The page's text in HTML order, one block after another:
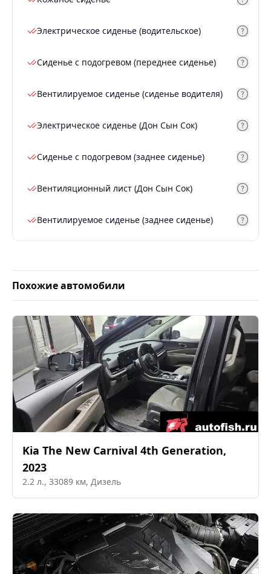
Электрическое сиденье (водительское)
Сиденье с подогревом (переднее сиденье)
Вентилируемое сиденье (сиденье водителя)
Электрическое сиденье (Дон Сын Сок)
Сиденье с подогревом (заднее сиденье)
Вентиляционный лист (Дон Сын Сок)
Вентилируемое сиденье (заднее сиденье)
Похожие автомобили
Kia The New Carnival 4th Generation,
2023
2.2 л., 33089 км, Дизель